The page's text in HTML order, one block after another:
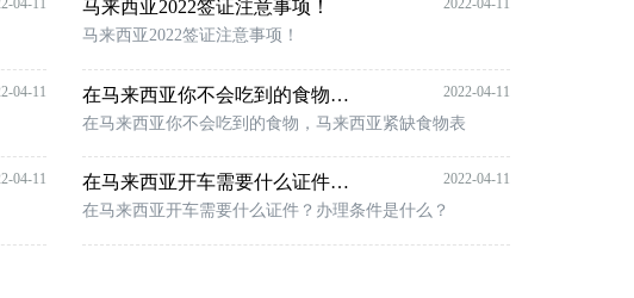
04-11 马来西亚2022签证注意事项！ 2022-04-11
马来西亚2022签证注意事项！
04-11 在马来西亚你不会吃到的食物，马来西亚紧缺食物表 2022-04-11
在马来西亚你不会吃到的食物，马来西亚紧缺食物表
04-11 在马来西亚开车需要什么证件？办理条件是什么？ 2022-04-11
在马来西亚开车需要什么证件？办理条件是什么？